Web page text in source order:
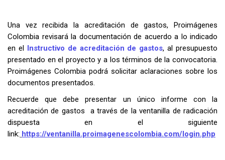
Una vez recibida la acreditación de gastos, Proimágenes
Colombia revisará la documentación de acuerdo a lo indicado
en el
Instructivo de acreditación de gastos, al presupuesto
presentado en el proyecto y a los términos de la convocatoria.
Proimágenes Colombia podrá solicitar aclaraciones sobre los
documentos presentados.
Recuerde que debe presentar un único informe con la
acreditación de gastos a través de la ventanilla de radicación
dispuesta en el siguiente
link: https://ventanilla.proimagenescolombia.com/login.php